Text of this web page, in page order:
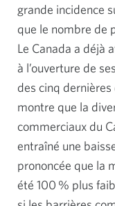
grande incidence
que le nombre de
Le Canada a déjà
à l’ouverture de
des cinq
montre que la
commerciaux du
entraîné une
prononcée que la
été 100 % plus